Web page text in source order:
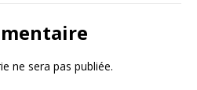
ne sera pas publiée.